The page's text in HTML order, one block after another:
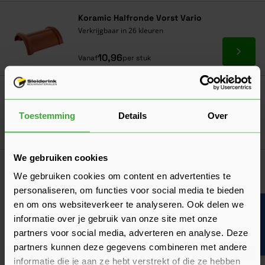
Toestemming Details Over
We gebruiken cookies
We gebruiken cookies om content en advertenties te
personaliseren, om functies voor social media te bieden
en om ons websiteverkeer te analyseren. Ook delen we
informatie over je gebruik van onze site met onze
partners voor social media, adverteren en analyse. Deze
partners kunnen deze gegevens combineren met andere
informatie die je aan ze hebt verstrekt of die ze hebben
Koramic Halfronde Vorst Vario
Verkrijgbaar in 26 kleuren
Vanaf10,96per stuk Ga
Koramic Halfronde Vorst (230 mm)
Vanaf13,79per stuk Ga
Folie
Gebruik onze foliewijzer: kies de juiste
folie voor jouw project!